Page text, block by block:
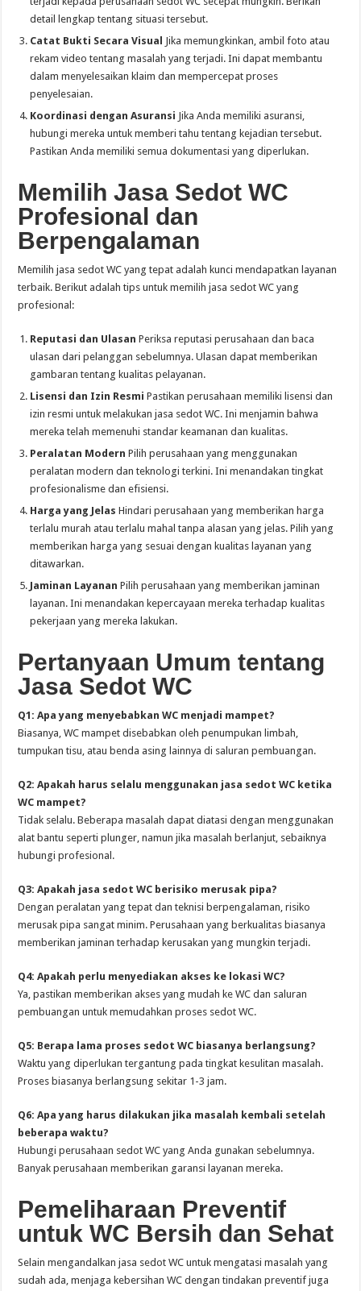
detail lengkap tentang situasi tersebut.
Catat Bukti Secara Visual Jika memungkinkan, ambil foto atau
rekam video tentang masalah yang terjadi. Ini dapat membantu
dalam menyelesaikan klaim dan mempercepat proses
penyelesaian.
Koordinasi dengan Asuransi Jika Anda memiliki asuransi,
hubungi mereka untuk memberi tahu tentang kejadian tersebut.
Pastikan Anda memiliki semua dokumentasi yang diperlukan.
Memilih Jasa Sedot WC
Profesional dan
Berpengalaman
Memilih jasa sedot WC yang tepat adalah kunci mendapatkan layanan
terbaik. Berikut adalah tips untuk memilih jasa sedot WC yang
profesional:
Reputasi dan Ulasan Periksa reputasi perusahaan dan baca
ulasan dari pelanggan sebelumnya. Ulasan dapat memberikan
gambaran tentang kualitas pelayanan.
Lisensi dan Izin Resmi Pastikan perusahaan memiliki lisensi dan
izin resmi untuk melakukan jasa sedot WC. Ini menjamin bahwa
mereka telah memenuhi standar keamanan dan kualitas.
Peralatan Modern Pilih perusahaan yang menggunakan
peralatan modern dan teknologi terkini. Ini menandakan tingkat
profesionalisme dan efisiensi.
Harga yang Jelas Hindari perusahaan yang memberikan harga
terlalu murah atau terlalu mahal tanpa alasan yang jelas. Pilih yang
memberikan harga yang sesuai dengan kualitas layanan yang
ditawarkan.
Jaminan Layanan Pilih perusahaan yang memberikan jaminan
layanan. Ini menandakan kepercayaan mereka terhadap kualitas
pekerjaan yang mereka lakukan.
Pertanyaan Umum tentang
Jasa Sedot WC
Q1: Apa yang menyebabkan WC menjadi mampet?
Biasanya, WC mampet disebabkan oleh penumpukan limbah,
tumpukan tisu, atau benda asing lainnya di saluran pembuangan.
Q2: Apakah harus selalu menggunakan jasa sedot WC ketika
WC mampet?
Tidak selalu. Beberapa masalah dapat diatasi dengan menggunakan
alat bantu seperti plunger, namun jika masalah berlanjut, sebaiknya
hubungi profesional.
Q3: Apakah jasa sedot WC berisiko merusak pipa?
Dengan peralatan yang tepat dan teknisi berpengalaman, risiko
merusak pipa sangat minim. Perusahaan yang berkualitas biasanya
memberikan jaminan terhadap kerusakan yang mungkin terjadi.
Q4: Apakah perlu menyediakan akses ke lokasi WC?
Ya, pastikan memberikan akses yang mudah ke WC dan saluran
pembuangan untuk memudahkan proses sedot WC.
Q5: Berapa lama proses sedot WC biasanya berlangsung?
Waktu yang diperlukan tergantung pada tingkat kesulitan masalah.
Proses biasanya berlangsung sekitar 1-3 jam.
Q6: Apa yang harus dilakukan jika masalah kembali setelah
beberapa waktu?
Hubungi perusahaan sedot WC yang Anda gunakan sebelumnya.
Banyak perusahaan memberikan garansi layanan mereka.
Pemeliharaan Preventif
untuk WC Bersih dan Sehat
Selain mengandalkan jasa sedot WC untuk mengatasi masalah yang
sudah ada, menjaga kebersihan WC dengan tindakan preventif juga